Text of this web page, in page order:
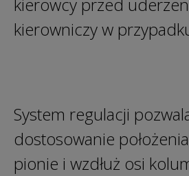
kierowcy przed
kierowniczy w
System regulacji
dostosowanie
pionie i wzdłuż osi